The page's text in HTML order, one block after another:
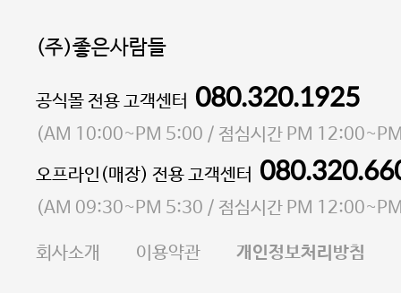
(주)좋은사람들
대표 이성현,박영환| 개인정보관리책임자 김상현
소재지 서울특별시 마포구 마포대로4다길 41 마포
통신판매업 신고번호 2023-서울마포-3931호
사업자등록번호 105-81-58242
E-MAIL goodpeople@gpin.co.kr
공식몰 전용 고객센터 080.320.1925
(AM 10:00~PM 5:00 / 점심시간 PM
오프라인(매장) 전용 고객센터
(AM 09:30~PM 5:30 / 점심시간 PM
회사소개 이용약관 개인정보처리방침